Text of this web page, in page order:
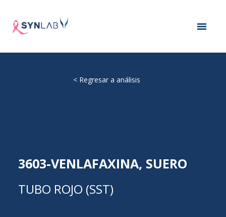
< Regresar a análisis
3603-VENLAFAXINA, SUERO
TUBO ROJO (SST)